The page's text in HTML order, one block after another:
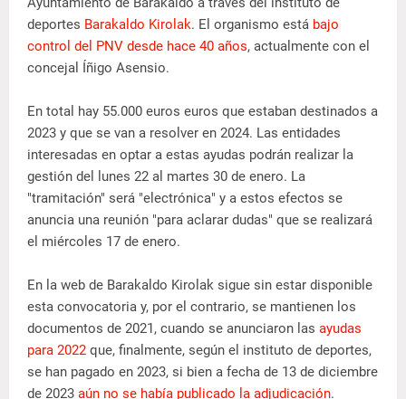
deportes Barakaldo Kirolak. El organismo está bajo
control del PNV desde hace 40 años, actualmente con el
concejal Íñigo Asensio.
En total hay 55.000 euros euros que estaban destinados a
2023 y que se van a resolver en 2024. Las entidades
interesadas en optar a estas ayudas podrán realizar la
gestión del lunes 22 al martes 30 de enero. La
"tramitación" será "electrónica" y a estos efectos se
anuncia una reunión "para aclarar dudas" que se realizará
el miércoles 17 de enero.
En la web de Barakaldo Kirolak sigue sin estar disponible
esta convocatoria y, por el contrario, se mantienen los
documentos de 2021, cuando se anunciaron las ayudas
para 2022 que, finalmente, según el instituto de deportes,
se han pagado en 2023, si bien a fecha de 13 de diciembre
de 2023 aún no se había publicado la adjudicación.